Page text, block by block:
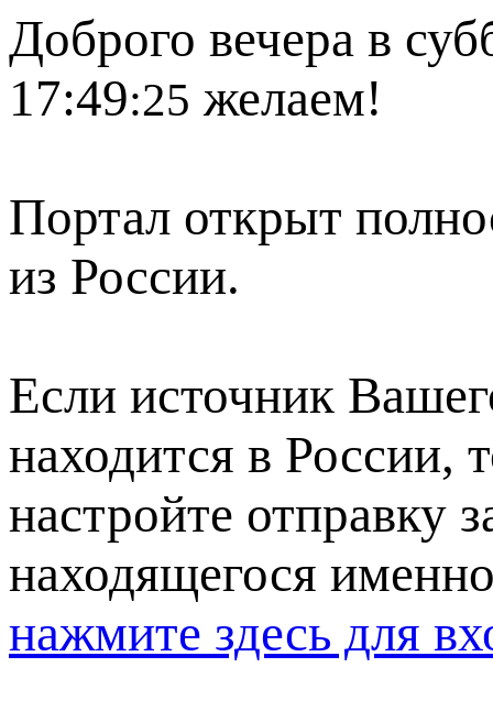
Доброго вечера в
17:49:25 желаем!
Портал открыт
из России.
Если источник
находится в России,
настройте отправку
находящегося
нажмите здесь для